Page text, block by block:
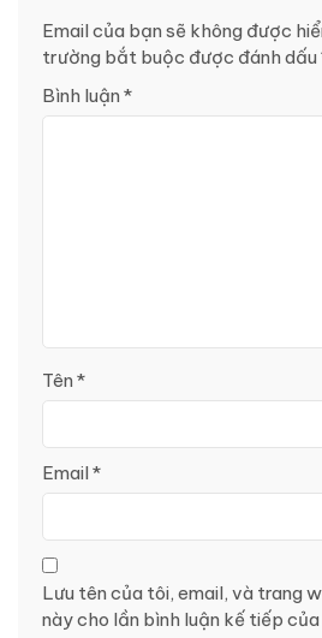
Email của bạn sẽ không được
trường bắt buộc được đánh dấu
Bình luận *
Tên *
Email*
Lưu tên của tôi, email, và trang
này cho lần bình luận kế tiếp